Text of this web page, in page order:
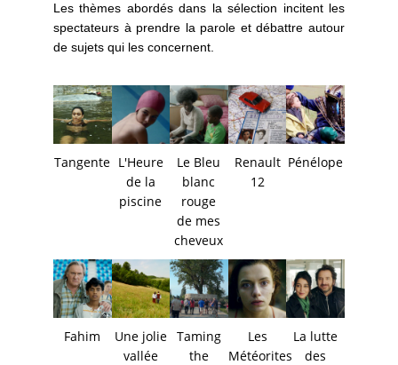
Les thèmes abordés dans la sélection incitent les
spectateurs à prendre la parole et débattre autour
de sujets qui les concernent.
Tangente L'Heure
de la
piscine
Le Bleu
blanc
rouge
de mes
cheveux
Renault
12
Pénélope
Fahim
Une jolie
vallée
Taming
the
Les
Météorites
La lutte
des